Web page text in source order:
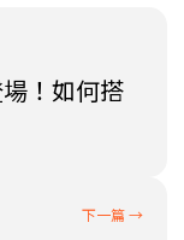
！如何搭